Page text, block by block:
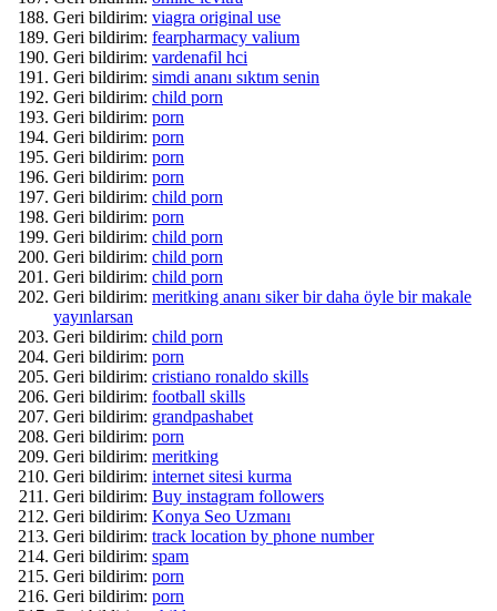
Geri bildirim: viagra original use
Geri bildirim: fearpharmacy valium
Geri bildirim: vardenafil hci
Geri bildirim: simdi ananı sıktım senin
Geri bildirim: child porn
Geri bildirim: porn
Geri bildirim: porn
Geri bildirim: porn
Geri bildirim: porn
Geri bildirim: child porn
Geri bildirim: porn
Geri bildirim: child porn
Geri bildirim: child porn
Geri bildirim: child porn
Geri bildirim: meritking ananı siker bir daha öyle bir makale
yayınlarsan
Geri bildirim: child porn
Geri bildirim: porn
Geri bildirim: cristiano ronaldo skills
Geri bildirim: football skills
Geri bildirim: grandpashabet
Geri bildirim: porn
Geri bildirim: meritking
Geri bildirim: internet sitesi kurma
Geri bildirim: Buy instagram followers
Geri bildirim: Konya Seo Uzmanı
Geri bildirim: track location by phone number
Geri bildirim: spam
Geri bildirim: porn
Geri bildirim: porn